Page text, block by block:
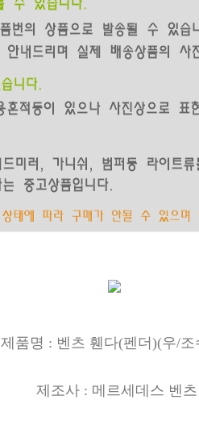
제품명 : 벤츠 휀다(펜더)(우/조
제조사 : 메르세데스 벤츠